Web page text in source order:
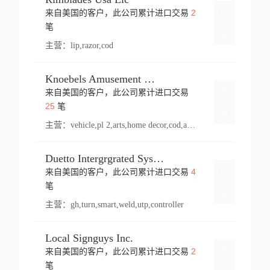
来自美国的客户，此公司累计进口交易 2
笔
主营： lip,razor,cod
Knoebels Amusement Resort
来自美国的客户，此公司累计进口交易
25笔
主营： vehicle,pl 2,arts,home decor,cod,amusement ride,sea
Duetto Intergrgrated Systems Inc.
来自美国的客户，此公司累计进口交易 4
笔
主营： gh,turn,smart,weld,utp,controller
Local Signguys Inc.
来自美国的客户，此公司累计进口交易 2
笔